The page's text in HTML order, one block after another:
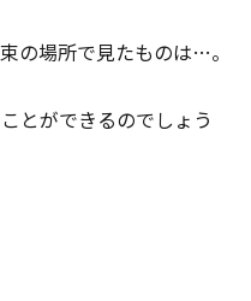
の場所で見たものは…。
とができるのでしょう